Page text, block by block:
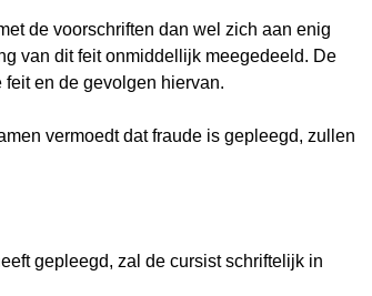
de voorschriften dan wel zich aan enig
van dit feit onmiddellijk meegedeeld. De
en de gevolgen hiervan.
vermoedt dat fraude is gepleegd, zullen
gepleegd, zal de cursist schriftelijk in